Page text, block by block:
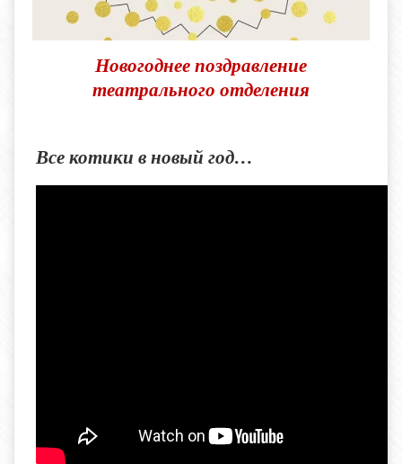
Новогоднее поздравление
театрального отделения
Все котики в новый год…